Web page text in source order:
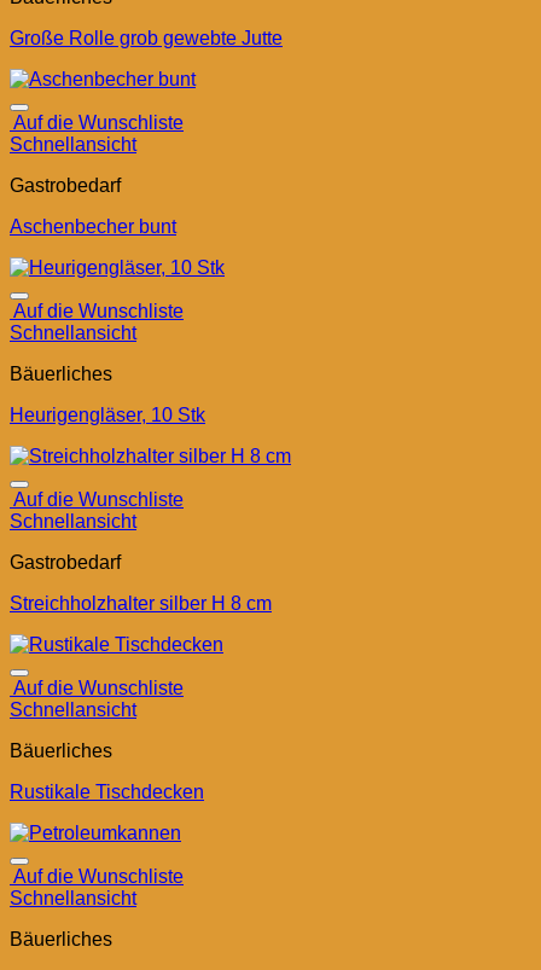
Große Rolle grob gewebte Jutte
Auf die Wunschliste
Schnellansicht
Gastrobedarf
Aschenbecher bunt
Auf die Wunschliste
Schnellansicht
Bäuerliches
Heurigengläser, 10 Stk
Auf die Wunschliste
Schnellansicht
Gastrobedarf
Streichholzhalter silber H 8 cm
Auf die Wunschliste
Schnellansicht
Bäuerliches
Rustikale Tischdecken
Auf die Wunschliste
Schnellansicht
Bäuerliches